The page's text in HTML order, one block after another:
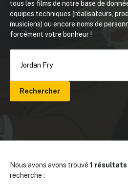
tous les films de notre base de
équipes techniques (réalisateurs,
musiciens) ou encore noms de
forcément votre bonheur !
Rechercher
Nous avons avons trouvé 1 résultats
recherche :